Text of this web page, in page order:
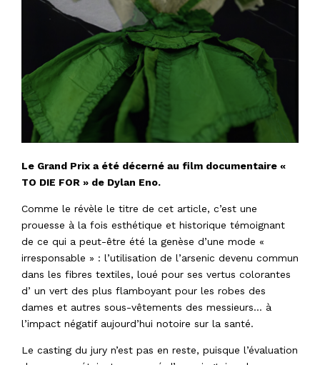
Le Grand Prix a été décerné au film documentaire «
TO DIE FOR » de Dylan Eno.
Comme le révèle le titre de cet article, c’est une
prouesse à la fois esthétique et historique témoignant
de ce qui a peut-être été la genèse d’une mode «
irresponsable » : l’utilisation de l’arsenic devenu commun
dans les fibres textiles, loué pour ses vertus colorantes
d’ un vert des plus flamboyant pour les robes des
dames et autres sous-vêtements des messieurs… à
l’impact négatif aujourd’hui notoire sur la santé.
Le casting du jury n’est pas en reste, puisque l’évaluation